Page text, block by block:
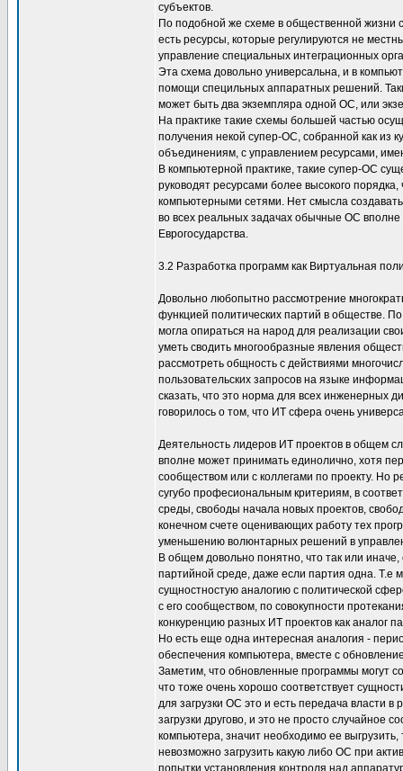
субъектов.
По подобной же схеме в общественной жизни
есть ресурсы, которые регулируются не
управление специальных интеграционных
Эта схема довольно универсальна, и в
помощи специльных аппаратных решений.
может быть два экземпляра одной ОС, или
На практике такие схемы большей частью
получения некой супер-ОС, собранной как из
объединениям, с управлением ресурсами,
В компьютерной практике, такие супер-ОС
руководят ресурсами более высокого
компьютерными сетями. Нет смысла
во всех реальных задачах обычные ОС
Еврогосударства.
3.2 Разработка программ как Виртуальная
Довольно любопытно рассмотрение
функцией политических партий в обществе.
могла опираться на народ для реализации
уметь сводить многообразные явления
рассмотреть общность с действиями
пользовательских запросов на языке
сказать, что это норма для всех инженерных
говорилось о том, что ИТ сфера очень
Деятельность лидеров ИТ проектов в общем
вполне может принимать единолично, хотя
сообществом или с коллегами по проекту. Но
сугубо професиональным критериям, в
среды, свободы начала новых проектов,
конечном счете оценивающих работу тех
уменьшению волюнтарных решений в
В общем довольно понятно, что так или
партийной среде, даже если партия одна.
сущностностую аналогию с политической
с его сообществом, по совокупности
конкуренцию разных ИТ проектов как аналог
Но есть еще одна интересная аналогия -
обеспечения компьютера, вместе с
Заметим, что обновленные программы могут
что тоже очень хорошо соответствует
для загрузки ОС это и есть передача власти в
загрузки другово, и это не просто случайное
компьютера, значит необходимо ее
невозможно загрузить какую либо ОС при
попытки установления контроля над